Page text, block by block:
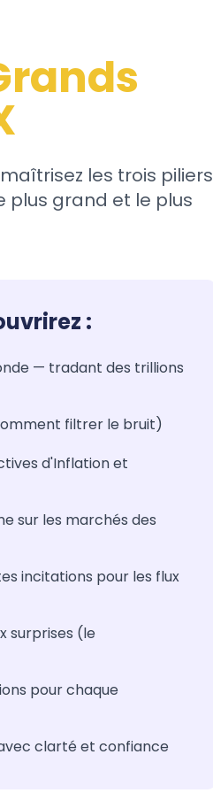
les trois piliers
plus grand et le plus
:
— tradant des trillions
filtrer le bruit)
d'Inflation et
sur les marchés des
incitations pour les flux
surprises (le
pour chaque
clarté et confiance